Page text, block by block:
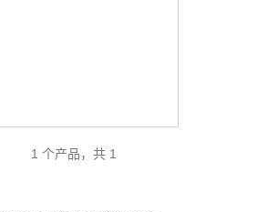
1 个产品，共 1